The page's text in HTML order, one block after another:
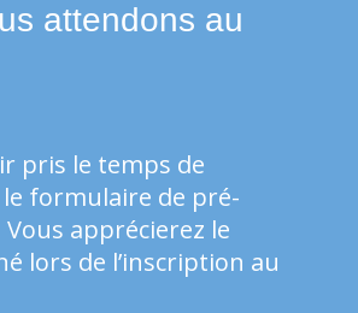
attendons au
pris le temps de
formulaire de pré-
apprécierez le
lors de l’inscription au